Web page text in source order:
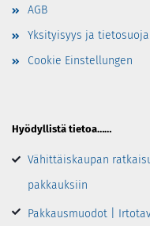
AGB
Yksityisyys ja tietosuoja
Cookie Einstellungen
Hyödyllistä tietoa……
Vähittäiskaupan
pakkauksiin
Pakkausmuodot |